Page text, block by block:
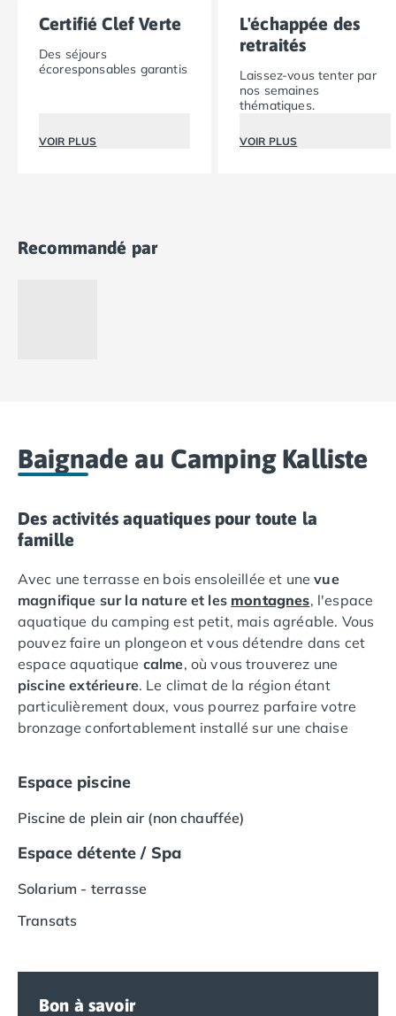
Camping Doubs
Camping Jura
Camping Clairvaux-les-Lacs
Camping Ile-de-France
Camping Languedoc-Roussillon
Camping Agde
Camping Béziers
Camping Marseillan-Plage
Camping Montpellier
Camping Sète
Camping Valras-Plage
Camping Vias-Plage
Camping Pyrénées-Orientales
Camping Argelès-sur-Mer
Camping Canet-en-Roussillon
Camping Collioure
Camping Le Barcarès
Camping Saint-Cyprien
Camping Limousin
Camping Corrèze
Camping Vosges
Camping Midi-Pyrénées
Camping Millau
Camping Lot
Certifié Clef Verte
Des séjours
écoresponsables garantis
VOIR PLUS
L'échappée des
retraités
Laissez-vous tenter par
nos semaines
thématiques.
VOIR PLUS
Recommandé par
Baignade au Camping Kalliste
Des activités aquatiques pour toute la
famille
Avec une terrasse en bois ensoleillée et unevue
magnifique sur la nature et les montagnes, l'espace
aquatique du camping est petit, mais agréable. Vous
pouvez faire un plongeon et vous détendre dans cet
espace aquatique calme, où vous trouverez une
piscine extérieure. Le climat de la région étant
particulièrement doux, vous pourrez parfaire votre
bronzage confortablement installé sur une chaise
Espace piscine
Piscine de plein air (non chauffée)
Espace détente / Spa
Solarium - terrasse
Transats
Bon à savoir